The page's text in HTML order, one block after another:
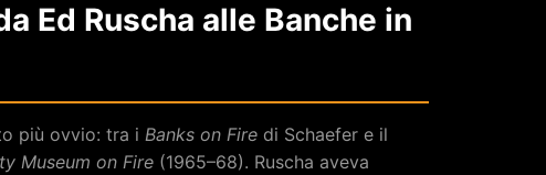
Ed Ruscha alle Banche in
più ovvio: tra i Banks on Fire di Schaefer e il
Museum on Fire (1965–68). Ruscha aveva